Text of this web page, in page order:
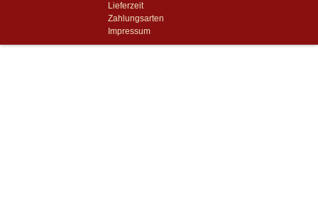
Lieferzeit
Zahlungsarten
Impressum